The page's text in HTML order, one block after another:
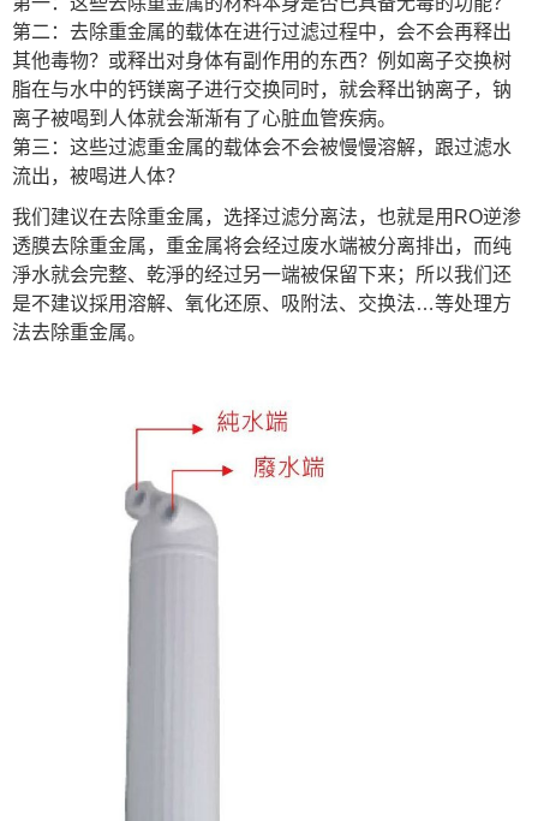
第二：去除重金属的载体在进行过滤过程中，会不会再释出
其他毒物？或释出对身体有副作用的东西？例如离子交换树
脂在与水中的钙镁离子进行交换同时，就会释出钠离子，钠
离子被喝到人体就会渐渐有了心脏血管疾病。
第三：这些过滤重金属的载体会不会被慢慢溶解，跟过滤水
流出，被喝进人体？
我们建议在去除重金属，选择过滤分离法，也就是用RO逆渗
透膜去除重金属，重金属将会经过废水端被分离排出，而纯
淨水就会完整、乾淨的经过另一端被保留下来；所以我们还
是不建议採用溶解、氧化还原、吸附法、交换法…等处理方
法去除重金属。